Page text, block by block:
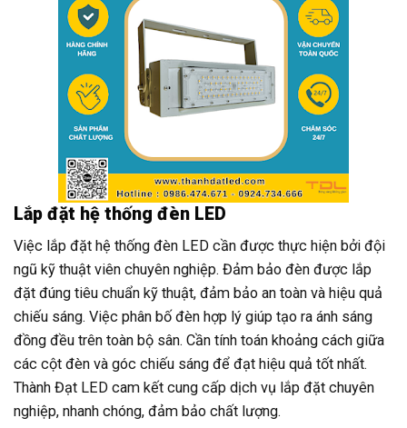
Lắp đặt hệ thống đèn LED
Việc lắp đặt hệ thống đèn LED cần được thực hiện bởi đội
ngũ kỹ thuật viên chuyên nghiệp. Đảm bảo đèn được lắp
đặt đúng tiêu chuẩn kỹ thuật, đảm bảo an toàn và hiệu quả
chiếu sáng. Việc phân bố đèn hợp lý giúp tạo ra ánh sáng
đồng đều trên toàn bộ sân. Cần tính toán khoảng cách giữa
các cột đèn và góc chiếu sáng để đạt hiệu quả tốt nhất.
Thành Đạt LED cam kết cung cấp dịch vụ lắp đặt chuyên
nghiệp, nhanh chóng, đảm bảo chất lượng.